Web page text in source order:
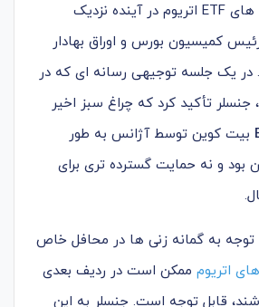
احتمال تایید برنامه های ETF اتریوم در آینده نزدیک
کمیسیون بورس و اوراق بهادار
یک جلسه توجیهی رسانه ای که در
شد، جنسلر تأکید کرد که چراغ سبز اخیر
بیت کوین توسط آژانس به طور
بود و نه حمایت گسترده تری برای
به گمانه زنی ها در محافل خاص
ممکن است در ردیف بعدی
قابل توجه است. جنسلر به این